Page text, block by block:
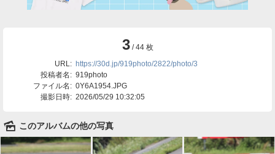
3 / 44 枚
URL: https://30d.jp/919photo/2822/photo/3
投稿者名: 919photo
ファイル名: 0Y6A1954.JPG
撮影日時: 2026/05/29 10:32:05
🌄 このアルバムの他の写真